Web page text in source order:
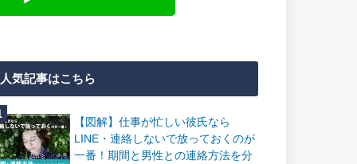
人気記事はこちら
【図解】仕事が忙しい彼氏なら
LINE・連絡しないで放っておくのが
一番！期間と男性との連絡方法を分